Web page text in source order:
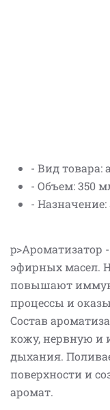
- Вид товара:
- Объем: 350
-
p>Ароматизатор
эфирных масел.
повышают
процессы и
Состав
кожу, нервную и
дыхания.
поверхности и
аромат.